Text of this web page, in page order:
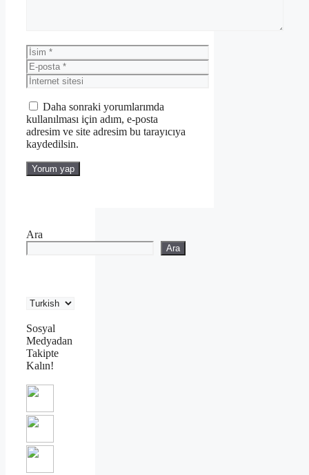
İsim
E-
posta
İnternet
sitesi
Daha sonraki yorumlarımda
kullanılması için adım, e-posta
adresim ve site adresim bu tarayıcıya
kaydedilsin.
Ara
Ara
Sosyal
Medyadan
Takipte
Kalın!